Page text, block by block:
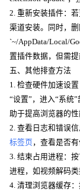
2. 重新安装插件：
渠道安装。同时，
`~/AppData/Local/
置插件数据，但需提
五、其他排查方法
1. 检查硬件加速设
“设置”，进入“系统
助于提高浏览器的性
2. 查看日志和错误
标签页 ，查看是否
3. 结束占用进程：
进程，如视频解码类
4. 清理浏览器缓存